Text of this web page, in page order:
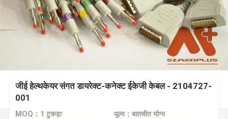
जीई हेल्थकेयर संगत डायरेक्ट-कनेक्ट ईकेजी केबल - 2104727-
001
MOQ：1 टुकड़ा मूल्य：बातचीत योग्य